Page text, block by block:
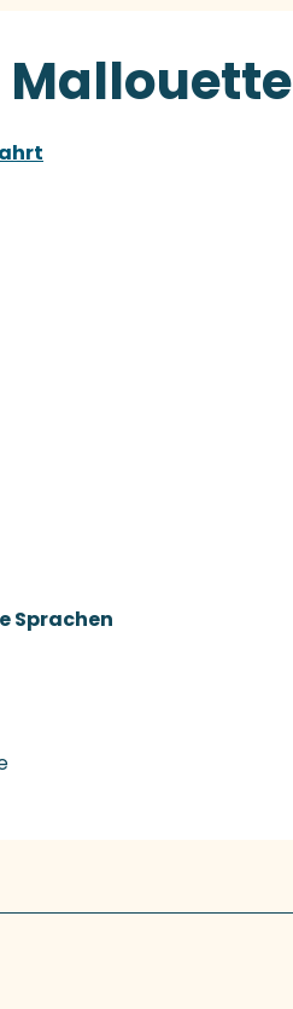
Mallouette
Sprachen
Sprachen